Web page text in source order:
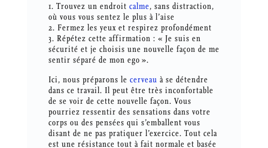
1. Trouvez un endroit calme, sans distraction,
où vous vous sentez le plus à l’aise
2. Fermez les yeux et respirez profondément
3. Répétez cette affirmation : « Je suis en
sécurité et je choisis une nouvelle façon de me
sentir séparé de mon ego ».
Ici, nous préparons le cerveau à se détendre
dans ce travail. Il peut être très inconfortable
de se voir de cette nouvelle façon. Vous
pourriez ressentir des sensations dans votre
corps ou des pensées qui s’emballent vous
disant de ne pas pratiquer l’exercice. Tout cela
est une résistance tout à fait normale et basée